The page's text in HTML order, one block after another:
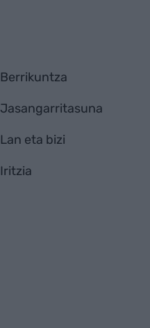
Berrikuntza
Jasangarritasuna
Lan eta bizi
Iritzia